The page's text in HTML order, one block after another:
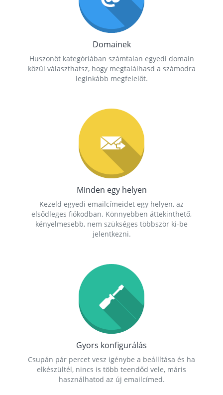
Domainek
Huszonöt kategóriában számtalan egyedi domain
közül választhatsz, hogy megtalálhasd a számodra
leginkább megfelelőt.
Minden egy helyen
Kezeld egyedi emailcímeidet egy helyen, az
elsődleges fiókodban. Könnyebben áttekinthető,
kényelmesebb, nem szükséges többször ki-be
jelentkezni.
Gyors konfigurálás
Csupán pár percet vesz igénybe a beállítása és ha
elkészültél, nincs is több teendőd vele, máris
használhatod az új emailcímed.